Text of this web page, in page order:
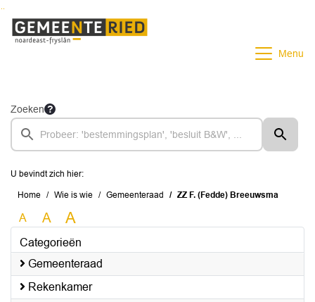
Menu
Zoeken
U bevindt zich hier:
Home Wie is wie Gemeenteraad ZZ F. (Fedde) Breeuwsma
A A A
Categorieën
Gemeenteraad
Rekenkamer